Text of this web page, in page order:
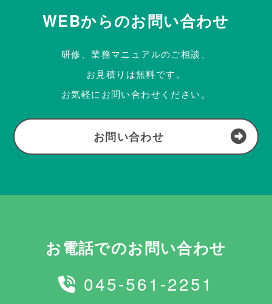
WEBからのお問い合わせ
研修、業務マニュアルのご相談、
お見積りは無料です。
お気軽にお問い合わせください。
お問い合わせ
お電話でのお問い合わせ
045-561-2251